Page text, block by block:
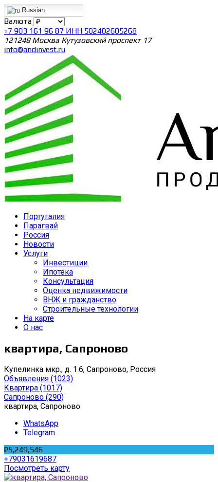
Russian
Валюта
+7 903 161 96 87 ИНН 502402605268
121248 Москва Кутузовский проспект 17
info@andinvest.ru
Португалия
Парагвай
Россия
Новости
Услуги
Инвестиции
Ипотека
Консультация
Оценка недвижимости
ВНЖ и гражданство
Строительные технологии
На карте
О нас
квартира, Сапроново
Купелинка мкр., д. 1.6, Сапроново, Россия
Объявления (1023)
Квартира (1017)
Сапроново (290)
квартира, Сапроново
WhatsApp
Telegram
₽5,249,546
+79031619687
Посмотреть карту